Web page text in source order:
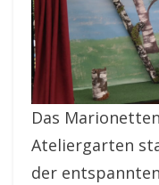
Das
Ateliergarten
der